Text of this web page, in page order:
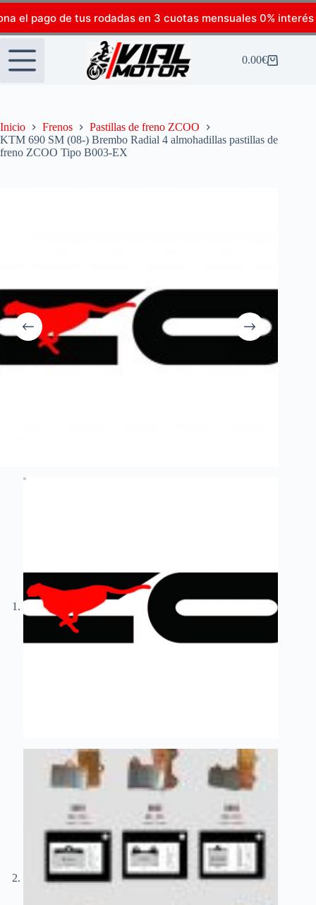
el pago de tus rodadas en 3 cuotas mensuales 0% interés
0.00€
Inicio Frenos
Pastillas de freno ZCOO
KTM 690 SM (08-) Brembo Radial 4 almohadillas pastillas de
freno ZCOO Tipo B003-EX